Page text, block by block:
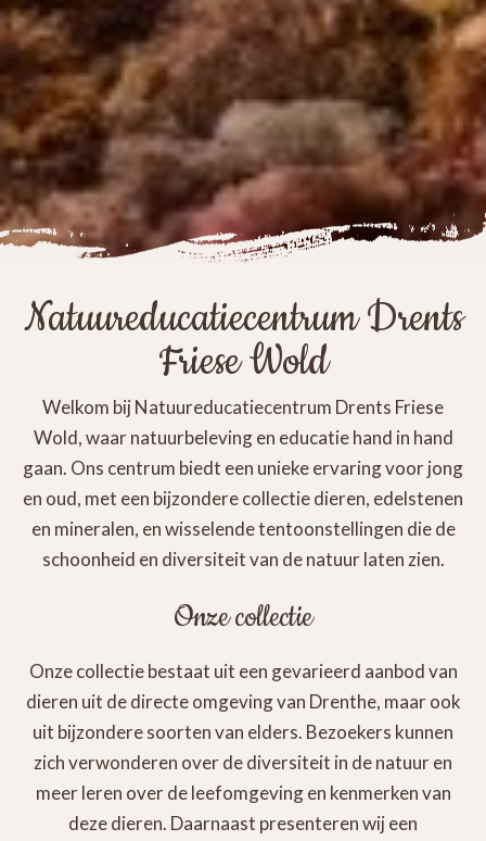
Natuureducatiecentrum Drents
Friese Wold
Welkom bij Natuureducatiecentrum Drents Friese
Wold, waar natuurbeleving en educatie hand in hand
gaan. Ons centrum biedt een unieke ervaring voor jong
en oud, met een bijzondere collectie dieren, edelstenen
en mineralen, en wisselende tentoonstellingen die de
schoonheid en diversiteit van de natuur laten zien.
Onze collectie
Onze collectie bestaat uit een gevarieerd aanbod van
dieren uit de directe omgeving van Drenthe, maar ook
uit bijzondere soorten van elders. Bezoekers kunnen
zich verwonderen over de diversiteit in de natuur en
meer leren over de leefomgeving en kenmerken van
deze dieren. Daarnaast presenteren wij een